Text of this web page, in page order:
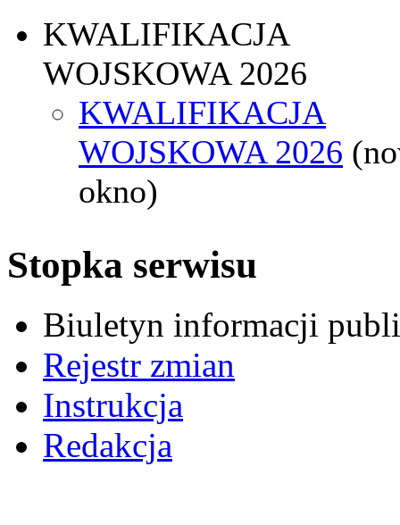
KWALIFIKACJA
WOJSKOWA 2026
KWALIFIKACJA
WOJSKOWA 2026
okno)
Stopka serwisu
Biuletyn informacji
Rejestr zmian
Instrukcja
Redakcja